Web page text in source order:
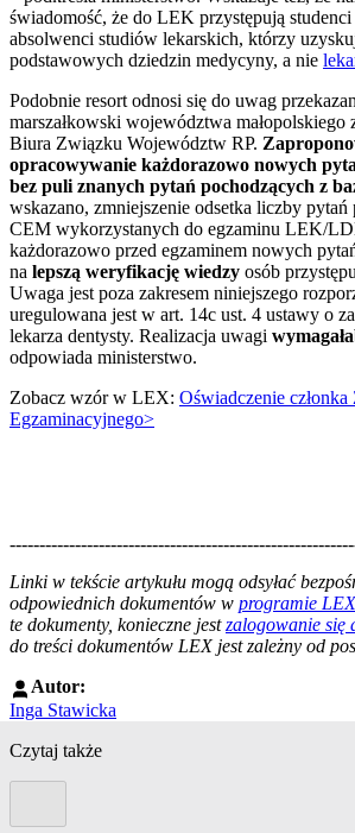
świadomość, że do LEK przystępują
absolwenci studiów lekarskich, którzy
podstawowych dziedzin medycyny, a nie
Podobnie resort odnosi się do uwag
marszałkowski województwa małopolskiego
Biura Związku Województw RP.
opracowywanie każdorazowo nowych
bez puli znanych pytań pochodzących z
wskazano, zmniejszenie odsetka liczby
CEM wykorzystanych do egzaminu LEK/
każdorazowo przed egzaminem nowych
na lepszą weryfikację wiedzy osób
Uwaga jest poza zakresem niniejszego
uregulowana jest w art. 14c ust. 4 ustawy o
lekarza dentysty. Realizacja uwagi
odpowiada ministerstwo.
Zobacz wzór w LEX: Oświadczenie członka
Egzaminacyjnego>
Linki w tekście artykułu mogą odsyłać
odpowiednich dokumentów w programie LEX
te dokumenty, konieczne jestzalogowanie się
do treści dokumentów LEX jest zależny od
Autor:
Inga Stawicka
Czytaj także